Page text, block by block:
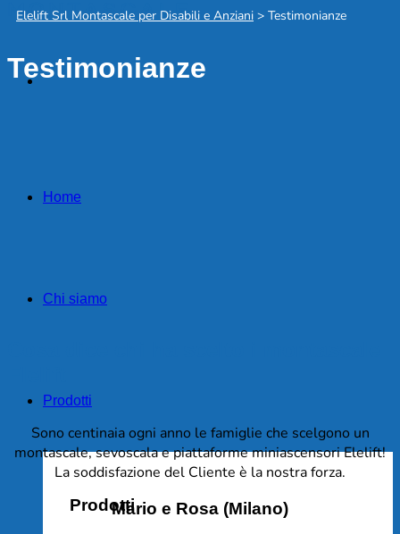
Home
Chi siamo
Prodotti
Prodotti
Elelift Srl Montascale per Disabili e Anziani > Testimonianze
Testimonianze
Sono centinaia ogni anno le famiglie che scelgono un
montascale, sevoscala e piattaforme miniascensori Elelift!
La soddisfazione del Cliente è la nostra forza.
Mario e Rosa (Milano)